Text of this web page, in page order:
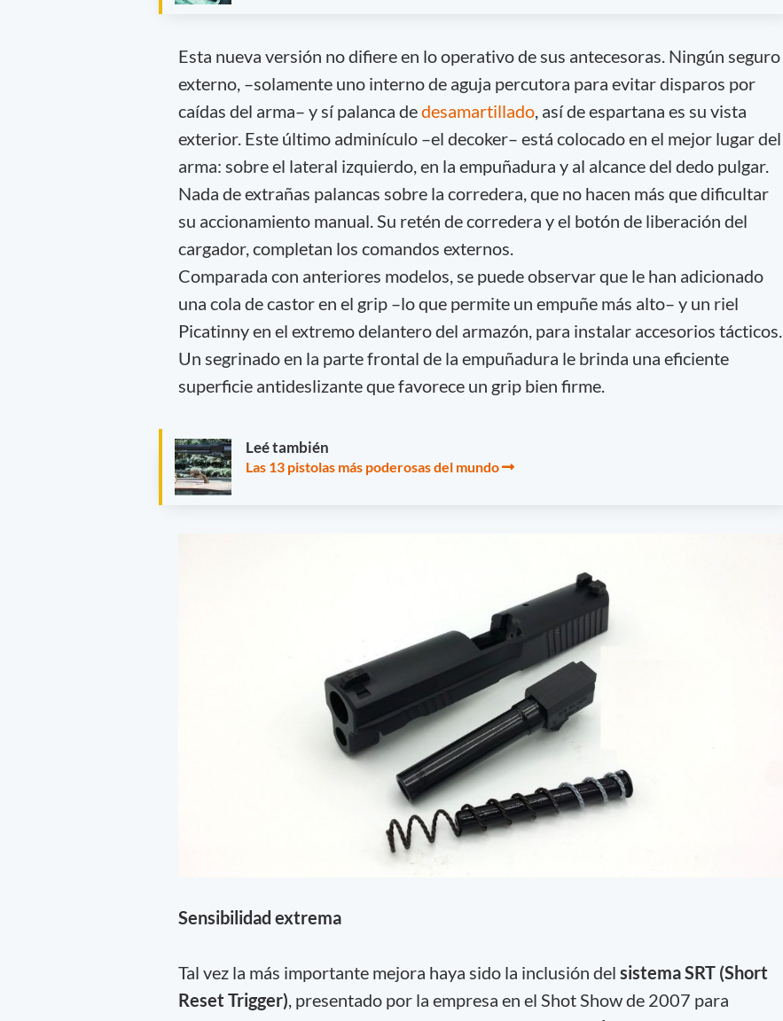
Esta nueva versión no difiere en lo operativo de sus antecesoras. Ningún seguro
externo, –solamente uno interno de aguja percutora para evitar disparos por
caídas del arma– y sí palanca dedesamartillado, así de espartana es su vista
exterior. Este último adminículo –el decoker– está colocado en el mejor lugar del
arma: sobre el lateral izquierdo, en la empuñadura y al alcance del dedo pulgar.
Nada de extrañas palancas sobre la corredera, que no hacen más que dificultar
su accionamiento manual. Su retén de corredera y el botón de liberación del
cargador, completan los comandos externos.
Comparada con anteriores modelos, se puede observar que le han adicionado
una cola de castor en el grip –lo que permite un empuñe más alto– y un riel
Picatinny en el extremo delantero del armazón, para instalar accesorios tácticos.
Un segrinado en la parte frontal de la empuñadura le brinda una eficiente
superficie antideslizante que favorece un grip bien firme.
Leé también
Las 13 pistolas más poderosas del mundo
Sensibilidad extrema
Tal vez la más importante mejora haya sido la inclusión del sistema SRT (Short
Reset Trigger), presentado por la empresa en el Shot Show de 2007 para